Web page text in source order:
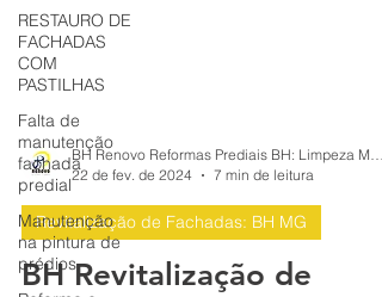
RESTAURO DE
FACHADAS
COM
PASTILHAS
Falta de
manutenção
fachada
predial
Manutenção
na pintura de
prédios
22 de fev. de 2024
7 min de leitura
Revitalização de Fachadas: BH MG